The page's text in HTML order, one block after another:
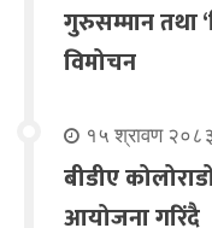
गुरुसम्मान तथा
विमोचन
१५ श्रावण
बीडीए
आयोजना गरिंदै